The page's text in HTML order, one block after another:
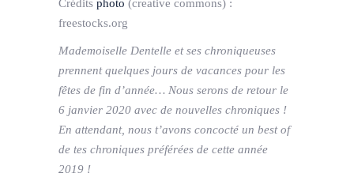
Crédits photo (creative commons) :
freestocks.org
Mademoiselle Dentelle et ses chroniqueuses
prennent quelques jours de vacances pour les
fêtes de fin d’année… Nous serons de retour le
6 janvier 2020 avec de nouvelles chroniques !
En attendant, nous t’avons concocté un best of
de tes chroniques préférées de cette année
2019 !